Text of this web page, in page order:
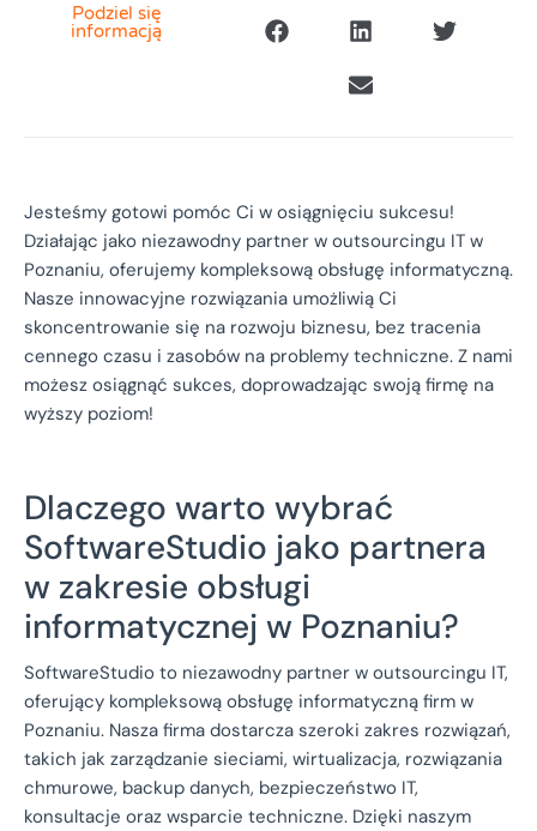
Podziel się
informacją
Jesteśmy gotowi pomóc Ci w osiągnięciu sukcesu!
Działając jako niezawodny partner w outsourcingu IT w
Poznaniu, oferujemy kompleksową obsługę informatyczną.
Nasze innowacyjne rozwiązania umożliwią Ci
skoncentrowanie się na rozwoju biznesu, bez tracenia
cennego czasu i zasobów na problemy techniczne. Z nami
możesz osiągnąć sukces, doprowadzając swoją firmę na
wyższy poziom!
Dlaczego warto wybrać
SoftwareStudio jako partnera
w zakresie obsługi
informatycznej w Poznaniu?
SoftwareStudio to niezawodny partner w outsourcingu IT,
oferujący kompleksową obsługę informatyczną firm w
Poznaniu. Nasza firma dostarcza szeroki zakres rozwiązań,
takich jak zarządzanie sieciami, wirtualizacja, rozwiązania
chmurowe, backup danych, bezpieczeństwo IT,
konsultacje oraz wsparcie techniczne. Dzięki naszym